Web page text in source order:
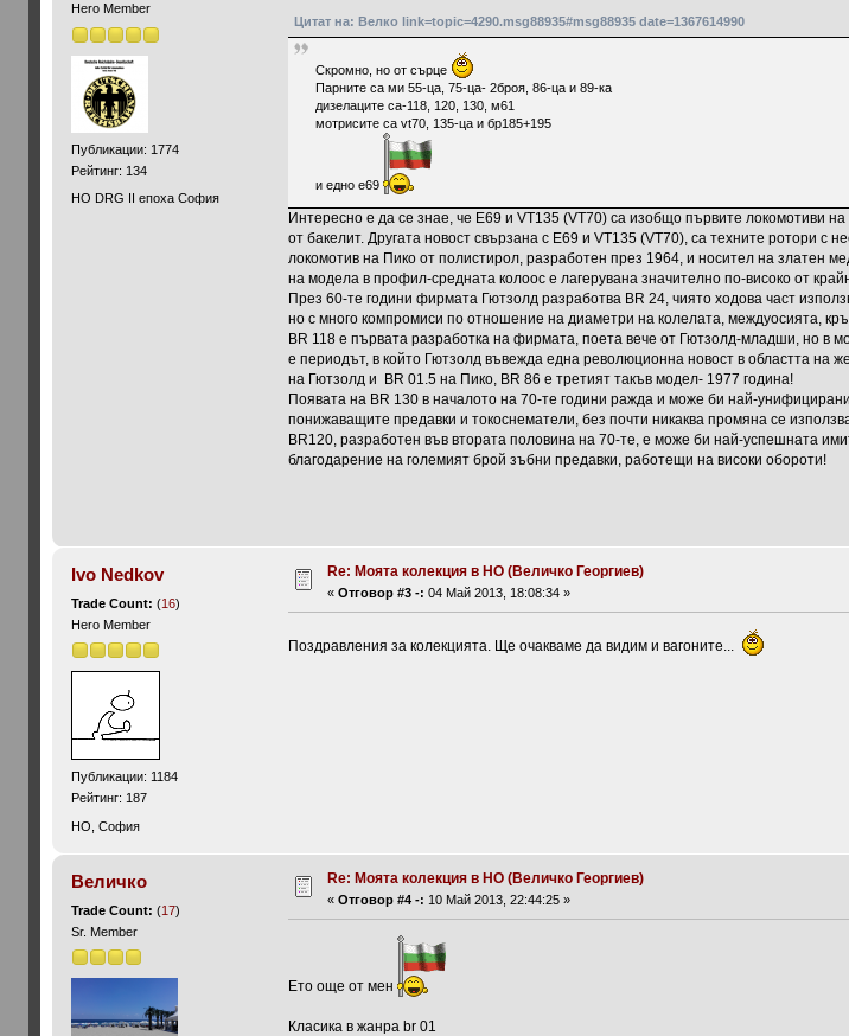
Hero Member
Публикации: 1774
Рейтинг: 134
НО DRG II епоха София
Цитат на: Велко link=topic=4290.msg88935#msg88935 date=1367614990
Скромно, но от сърце
Парните са ми 55-ца, 75-ца- 2броя, 86-ца и 89-ка
дизелаците са-118, 120, 130, м61
мотрисите са vt70, 135-ца и бр185+195
и едно е69
Интересно е да се знае, че Е69 и VT135 (VT70) са изобщо първите локомотиви
от бакелит. Другата новост свързана с Е69 и VT135 (VT70), са техните ротори
локомотив на Пико от полистирол, разработен през 1964, и носител на златен
на модела в профил-средната колоос е лагерувана значително по-високо от
През 60-те години фирмата Гютзолд разработва BR 24, чиято ходова част
но с много компромиси по отношение на диаметри на колелата, междуосията,
BR 118 e първата разработка на фирмата, поета вече от Гютзолд-младши, но в
е периодът, в който Гютзолд въвежда една революционна новост в областта
на Гютзолд и BR 01.5 на Пико, BR 86 e третият такъв модел- 1977 година!
Появата на BR 130 в началото на 70-те години ражда и може би най-
понижаващите предавки и токоснематели, без почти никаква промяна се
BR120, разработен във втората половина на 70-те, е може би най-успешната
благодарение на големият брой зъбни предавки, работещи на високи обороти!
Ivo Nedkov
Trade Count: (16)
Hero Member
Публикации: 1184
Рейтинг: 187
HO, София
Re: Моята колекция в НО (Величко Георгиев)
« Отговор #3 -: 04 Май 2013, 18:08:34 »
Поздравления за колекцията. Ще очакваме да видим и вагоните...
Величко
Trade Count: (17)
Sr. Member
Re: Моята колекция в НО (Величко Георгиев)
« Отговор #4 -: 10 Май 2013, 22:44:25 »
Ето още от мен
Класика в жанра br 01